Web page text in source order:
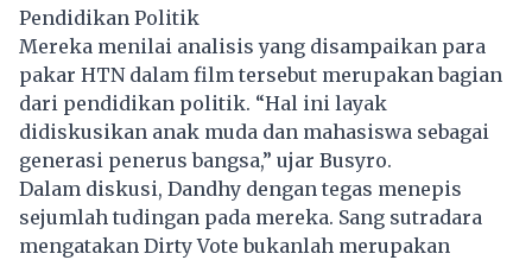
Pendidikan Politik
Mereka menilai analisis yang disampaikan para
pakar HTN dalam film tersebut merupakan bagian
dari pendidikan politik. “Hal ini layak
didiskusikan anak muda dan mahasiswa sebagai
generasi penerus bangsa,” ujar Busyro.
Dalam diskusi, Dandhy dengan tegas menepis
sejumlah tudingan pada mereka. Sang sutradara
mengatakan Dirty Vote bukanlah merupakan